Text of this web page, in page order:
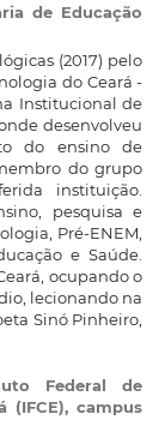
de Educação
(2017) pelo
do Ceará -
Institucional de
desenvolveu
do ensino de
do grupo
instituição.
pesquisa e
Pré-ENEM,
e Saúde.
ocupando o
lecionando na
Sinó Pinheiro,
Federal de
(IFCE), campus